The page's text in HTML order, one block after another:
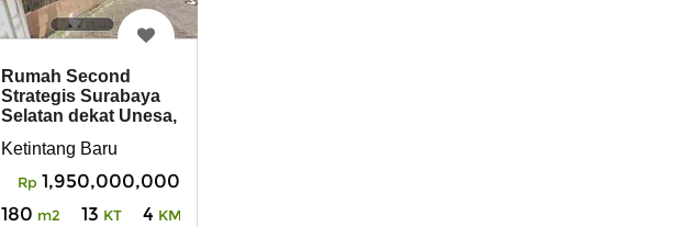
Rumah Second
Strategis Surabaya
Selatan dekat Unesa,
Ketintang Baru
Rp 1,950,000,000
180 m2 13 KT 4 KM